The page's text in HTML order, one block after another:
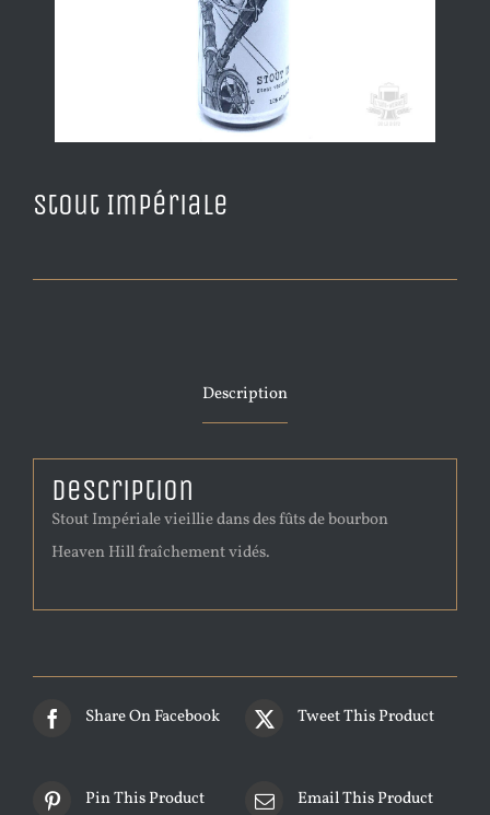
Stout Impériale
Description
Description
Stout Impériale vieillie dans des fûts de bourbon
Heaven Hill fraîchement vidés.
Share On Facebook Tweet This Product
Pin This Product Email This Product